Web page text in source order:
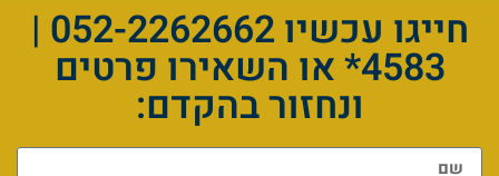
חייגו עכשיו 052-2262662 |
4583* או השאירו פרטים
ונחזור בהקדם: